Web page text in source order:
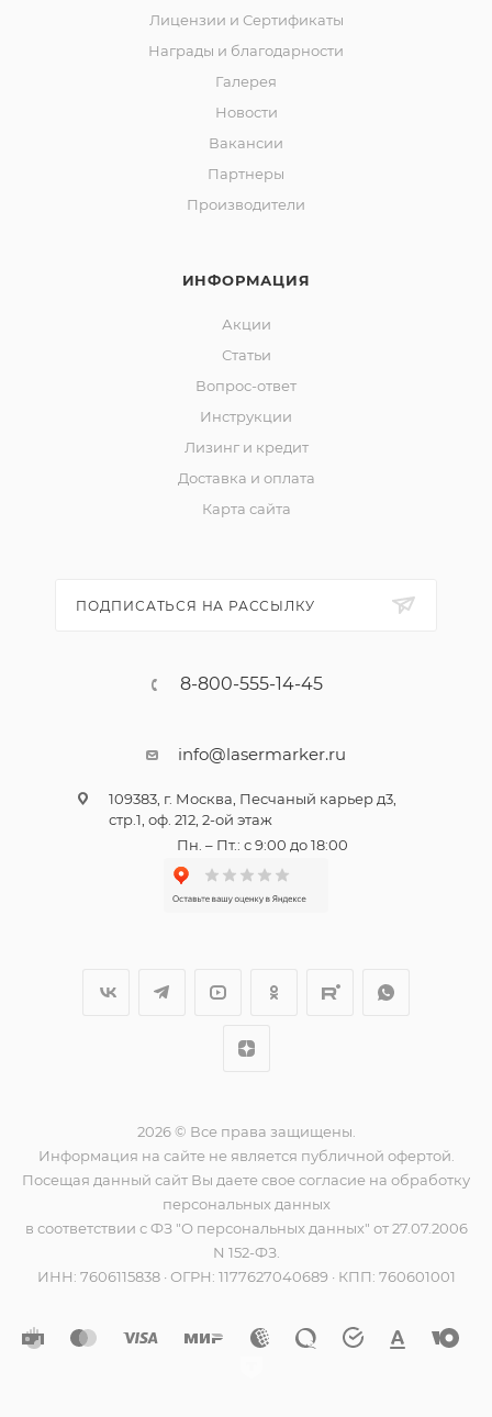
Лицензии и Сертификаты
Награды и благодарности
Галерея
Новости
Вакансии
Партнеры
Производители
ИНФОРМАЦИЯ
Акции
Статьи
Вопрос-ответ
Инструкции
Лизинг и кредит
Доставка и оплата
Карта сайта
ПОДПИСАТЬСЯ НА РАССЫЛКУ
8-800-555-14-45
info@lasermarker.ru
109383, г. Москва, Песчаный карьер д3,
стр.1, оф. 212, 2-ой этаж
Пн. – Пт.: с 9:00 до 18:00
2026 © Все права защищены.
Информация на сайте не является публичной офертой.
Посещая данный сайт Вы даете свое согласие на обработку
персональных данных
в соответствии с ФЗ "О персональных данных" от 27.07.2006
N 152-ФЗ.
ИНН: 7606115838 · ОГРН: 1177627040689 · КПП: 760601001